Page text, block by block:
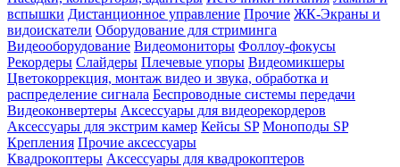
вспышки Дистанционное управление Прочие ЖК-Экраны и
видоискатели Оборудование для стриминга
Видеооборудование Видеомониторы Фоллоу-фокусы
Рекордеры Слайдеры Плечевые упоры Видеомикшеры
Цветокоррекция, монтаж видео и звука, обработка и
распределение сигнала Беспроводные системы передачи
Видеоконвертеры Аксессуары для видеорекордеров
Аксессуары для экстрим камер Кейсы SP Моноподы SP
Крепления Прочие аксессуары
Квадрокоптеры Аксессуары для квадрокоптеров